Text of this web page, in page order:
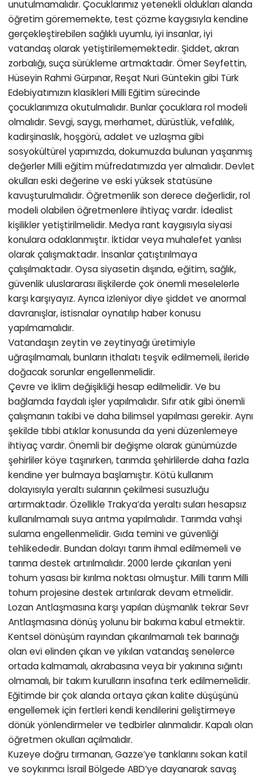
unutulmamalıdır. Çocuklarımız yetenekli oldukları alanda
öğretim görememekte, test çözme kaygısıyla kendine
gerçekleştirebilen sağlıklı uyumlu, iyi insanlar, iyi
vatandaş olarak yetiştirilememektedir. Şiddet, akran
zorbalığı, suça sürükleme artmaktadır. Ömer Seyfettin,
Hüseyin Rahmi Gürpınar, Reşat Nuri Güntekin gibi Türk
Edebiyatımızın klasikleri Milli Eğitim sürecinde
çocuklarımıza okutulmalıdır. Bunlar çocuklara rol modeli
olmalıdır. Sevgi, saygı, merhamet, dürüstlük, vefalılık,
kadirşinaslık, hoşgörü, adalet ve uzlaşma gibi
sosyokültürel yapımızda, dokumuzda bulunan yaşanmış
değerler Milli eğitim müfredatımızda yer almalıdır. Devlet
okulları eski değerine ve eski yüksek statüsüne
kavuşturulmalıdır. Öğretmenlik son derece değerlidir, rol
modeli olabilen öğretmenlere ihtiyaç vardır. İdealist
kişilikler yetiştirilmelidir. Medya rant kaygısıyla siyasi
konulara odaklanmıştır. İktidar veya muhalefet yanlısı
olarak çalışmaktadır. İnsanlar çatıştırılmaya
çalışılmaktadır. Oysa siyasetin dışında, eğitim, sağlık,
güvenlik uluslararası ilişkilerde çok önemli meselelerle
karşı karşıyayız. Ayrıca izleniyor diye şiddet ve anormal
davranışlar, istisnalar oynatılıp haber konusu
yapılmamalıdır.
Vatandaşın zeytin ve zeytinyağı üretimiyle
uğraşılmamalı, bunların ithalatı teşvik edilmemeli, ileride
doğacak sorunlar engellenmelidir.
Çevre ve İklim değişikliği hesap edilmelidir. Ve bu
bağlamda faydalı işler yapılmalıdır. Sıfır atık gibi önemli
çalışmanın takibi ve daha bilimsel yapılması gerekir. Aynı
şekilde tıbbi atıklar konusunda da yeni düzenlemeye
ihtiyaç vardır. Önemli bir değişme olarak günümüzde
şehirliler köye taşınırken, tarımda şehirlilerde daha fazla
kendine yer bulmaya başlamıştır. Kötü kullanım
dolayısıyla yeraltı sularının çekilmesi susuzluğu
artırmaktadır. Özellikle Trakya’da yeraltı suları hesapsız
kullanılmamalı suya arıtma yapılmalıdır. Tarımda vahşi
sulama engellenmelidir. Gıda temini ve güvenliği
tehlikededir. Bundan dolayı tarım ihmal edilmemeli ve
tarıma destek artırılmalıdır. 2000 lerde çıkarılan yeni
tohum yasası bir kırılma noktası olmuştur. Milli tarım Milli
tohum projesine destek artırılarak devam etmelidir.
Lozan Antlaşmasına karşı yapılan düşmanlık tekrar Sevr
Antlaşmasına dönüş yolunu bir bakıma kabul etmektir.
Kentsel dönüşüm rayından çıkarılmamalı tek barınağı
olan evi elinden çıkan ve yıkılan vatandaş senelerce
ortada kalmamalı, akrabasına veya bir yakınına sığıntı
olmamalı, bir takım kurulların insafına terk edilmemelidir.
Eğitimde bir çok alanda ortaya çıkan kalite düşüşünü
engellemek için fertleri kendi kendilerini geliştirmeye
dönük yönlendirmeler ve tedbirler alınmalıdır. Kapalı olan
öğretmen okulları açılmalıdır.
Kuzeye doğru tırmanan, Gazze’ye tanklarını sokan katil
ve soykırımcı İsrail Bölgede ABD’ye dayanarak savaş